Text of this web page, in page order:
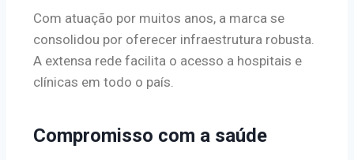
Com atuação por muitos anos, a marca se
consolidou por oferecer infraestrutura robusta.
A extensa rede facilita o acesso a hospitais e
clínicas em todo o país.
Compromisso com a saúde